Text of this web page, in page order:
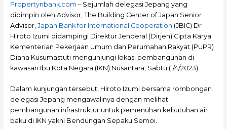
Propertynbank.com – Sejumlah delegasi Jepang yang
dipimpin oleh Advisor, The Building Center of Japan Senior
Advisor, Japan Bank for International Cooperation (JBIC) Dr
Hiroto Izumi didampingi Direktur Jenderal (Dirjen) Cipta Karya
Kementerian Pekerjaan Umum dan Perumahan Rakyat (PUPR)
Diana Kusumastuti mengunjungi lokasi pembangunan di
kawasan Ibu Kota Negara (IKN) Nusantara, Sabtu (1/4/2023).
Dalam kunjungan tersebut, Hiroto Izumi bersama rombongan
delegasi Jepang mengawalinya dengan melihat
pembangunan infrastruktur untuk pemenuhan kebutuhan air
baku di IKN yakni Bendungan Sepaku Semoi.